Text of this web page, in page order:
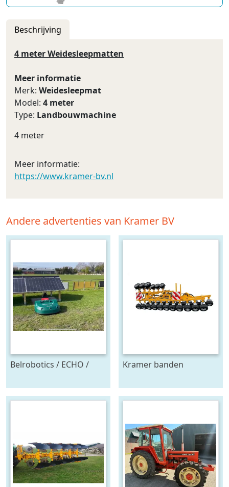
Beschrijving
4 meter Weidesleepmatten
Meer informatie
Merk: Weidesleepmat
Model: 4 meter
Type: Landbouwmachine
4 meter
Meer informatie:
https://www.kramer-bv.nl
Andere advertenties van Kramer BV
Belrobotics / ECHO /
leverancier
zonnepanelen accu
Kramer banden